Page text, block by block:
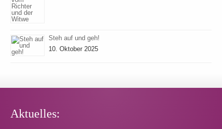
Steh auf und geh!
10. Oktober 2025
Aktuelles: